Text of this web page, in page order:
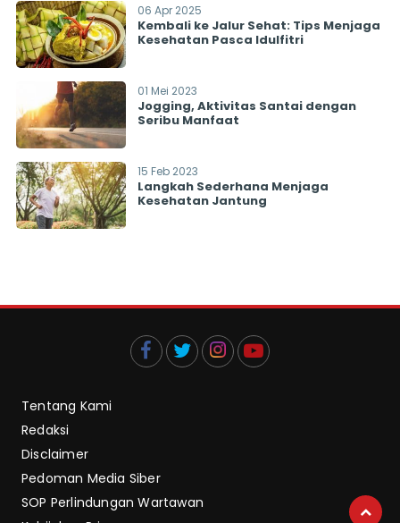
06 Apr 2025
Kembali ke Jalur Sehat: Tips Menjaga
Kesehatan Pasca Idulfitri
01 Mei 2023
Jogging, Aktivitas Santai dengan
Seribu Manfaat
15 Feb 2023
Langkah Sederhana Menjaga
Kesehatan Jantung
Tentang Kami
Redaksi
Disclaimer
Pedoman Media Siber
SOP Perlindungan Wartawan